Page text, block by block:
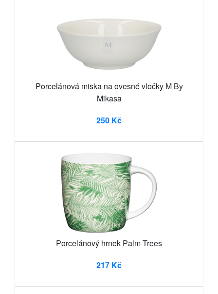
Porcelánová miska na ovesné vločky M By
Mikasa
250 Kč
Porcelánový hrnek Palm Trees
217 Kč